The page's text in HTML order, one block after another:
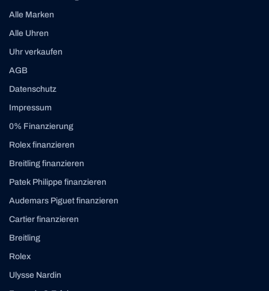
Alle Marken
Alle Uhren
Uhr verkaufen
AGB
Datenschutz
Impressum
0% Finanzierung
Rolex finanzieren
Breitling finanzieren
Patek Philippe finanzieren
Audemars Piguet finanzieren
Cartier finanzieren
Breitling
Rolex
Ulysse Nardin